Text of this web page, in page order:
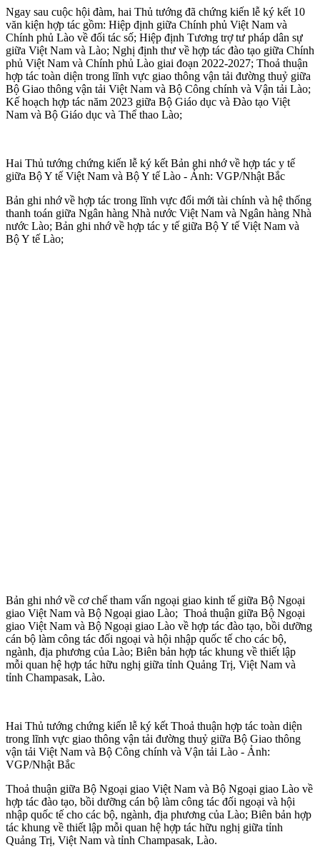
Ngay sau cuộc hội đàm, hai Thủ tướng đã chứng kiến lễ ký kết 10
văn kiện hợp tác gồm: Hiệp định giữa Chính phủ Việt Nam và
Chính phủ Lào về đối tác số; Hiệp định Tương trợ tư pháp dân sự
giữa Việt Nam và Lào; Nghị định thư về hợp tác đào tạo giữa Chính
phủ Việt Nam và Chính phủ Lào giai đoạn 2022-2027; Thoả thuận
hợp tác toàn diện trong lĩnh vực giao thông vận tải đường thuỷ giữa
Bộ Giao thông vận tải Việt Nam và Bộ Công chính và Vận tải Lào;
Kế hoạch hợp tác năm 2023 giữa Bộ Giáo dục và Đào tạo Việt
Nam và Bộ Giáo dục và Thể thao Lào;
Hai Thủ tướng chứng kiến lễ ký kết Bản ghi nhớ về hợp tác y tế
giữa Bộ Y tế Việt Nam và Bộ Y tế Lào - Ảnh: VGP/Nhật Bắc
Bản ghi nhớ về hợp tác trong lĩnh vực đổi mới tài chính và hệ thống
thanh toán giữa Ngân hàng Nhà nước Việt Nam và Ngân hàng Nhà
nước Lào; Bản ghi nhớ về hợp tác y tế giữa Bộ Y tế Việt Nam và
Bộ Y tế Lào;
Bản ghi nhớ về cơ chế tham vấn ngoại giao kinh tế giữa Bộ Ngoại
giao Việt Nam và Bộ Ngoại giao Lào; Thoả thuận giữa Bộ Ngoại
giao Việt Nam và Bộ Ngoại giao Lào về hợp tác đào tạo, bồi dưỡng
cán bộ làm công tác đối ngoại và hội nhập quốc tế cho các bộ,
ngành, địa phương của Lào; Biên bản hợp tác khung về thiết lập
mỗi quan hệ hợp tác hữu nghị giữa tỉnh Quảng Trị, Việt Nam và
tỉnh Champasak, Lào.
Hai Thủ tướng chứng kiến lễ ký kết Thoả thuận hợp tác toàn diện
trong lĩnh vực giao thông vận tải đường thuỷ giữa Bộ Giao thông
vận tải Việt Nam và Bộ Công chính và Vận tải Lào - Ảnh:
VGP/Nhật Bắc
Thoả thuận giữa Bộ Ngoại giao Việt Nam và Bộ Ngoại giao Lào về
hợp tác đào tạo, bồi dưỡng cán bộ làm công tác đối ngoại và hội
nhập quốc tế cho các bộ, ngành, địa phương của Lào; Biên bản hợp
tác khung về thiết lập mỗi quan hệ hợp tác hữu nghị giữa tỉnh
Quảng Trị, Việt Nam và tỉnh Champasak, Lào.